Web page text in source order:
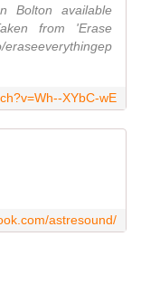
Bolton available
from 'Erase
XYbC-wE
astresound/